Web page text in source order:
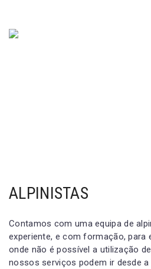
ALPINISTAS
Contamos com uma equipa de
experiente, e com formação, para
onde não é possível a utilização
nossos serviços podem ir desde